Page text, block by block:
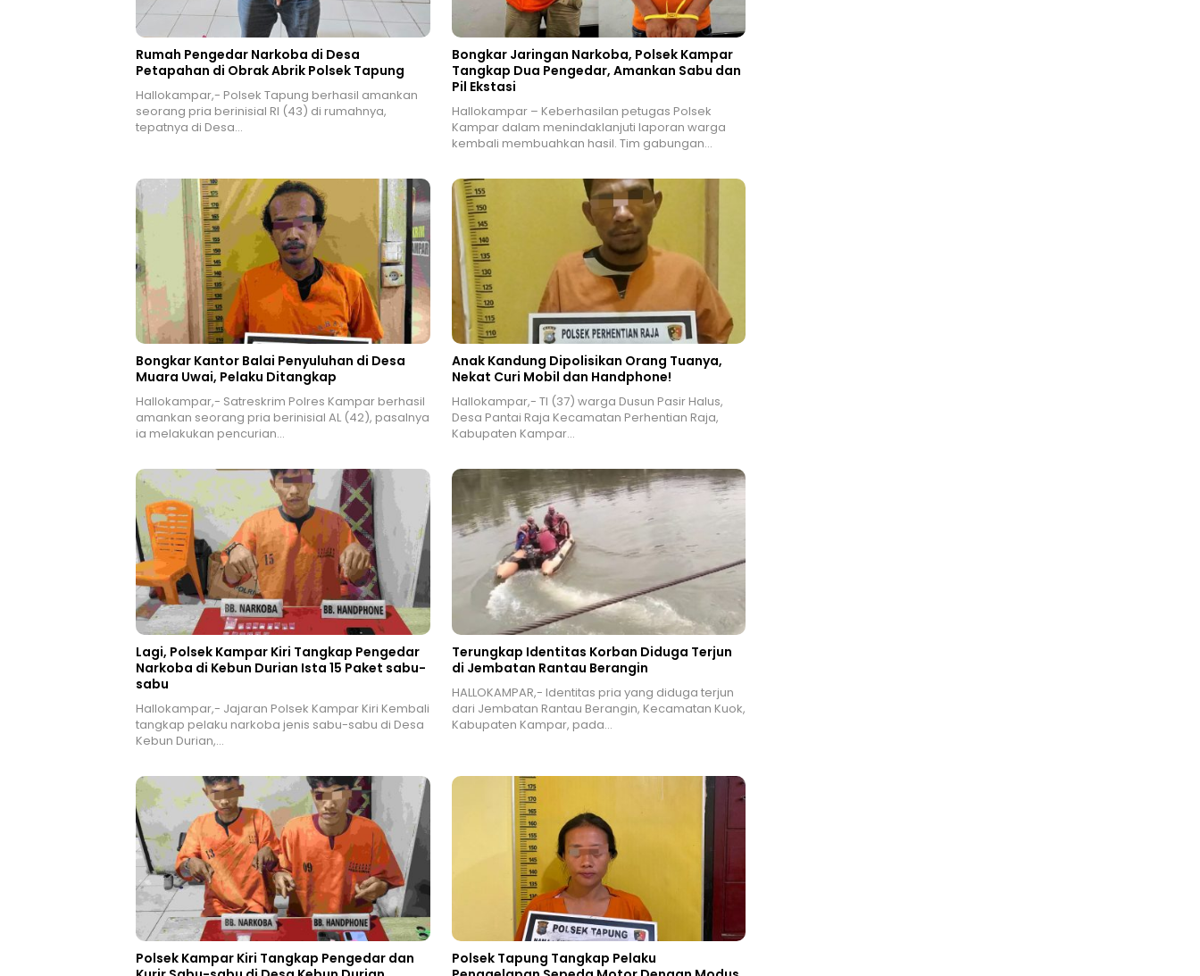
Rumah Pengedar Narkoba di Desa
Petapahan di Obrak Abrik Polsek Tapung
Hallokampar,- Polsek Tapung berhasil amankan
seorang pria berinisial RI (43) di rumahnya,
tepatnya di Desa…
Bongkar Jaringan Narkoba, Polsek Kampar
Tangkap Dua Pengedar, Amankan Sabu dan
Pil Ekstasi
Hallokampar – Keberhasilan petugas Polsek
Kampar dalam menindaklanjuti laporan warga
kembali membuahkan hasil. Tim gabungan…
Bongkar Kantor Balai Penyuluhan di Desa
Muara Uwai, Pelaku Ditangkap
Hallokampar,- Satreskrim Polres Kampar berhasil
amankan seorang pria berinisial AL (42), pasalnya
ia melakukan pencurian…
Anak Kandung Dipolisikan Orang Tuanya,
Nekat Curi Mobil dan Handphone!
Hallokampar,- TI (37) warga Dusun Pasir Halus,
Desa Pantai Raja Kecamatan Perhentian Raja,
Kabupaten Kampar…
Lagi, Polsek Kampar Kiri Tangkap Pengedar
Narkoba di Kebun Durian Ista 15 Paket sabu-
sabu
Hallokampar,- Jajaran Polsek Kampar Kiri Kembali
tangkap pelaku narkoba jenis sabu-sabu di Desa
Kebun Durian,…
Terungkap Identitas Korban Diduga Terjun
di Jembatan Rantau Berangin
HALLOKAMPAR,- Identitas pria yang diduga terjun
dari Jembatan Rantau Berangin, Kecamatan Kuok,
Kabupaten Kampar, pada…
Polsek Kampar Kiri Tangkap Pengedar dan
Polsek Tapung Tangkap Pelaku